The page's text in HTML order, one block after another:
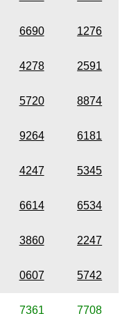
6690 1276
4278 2591
5720 8874
9264 6181
4247 5345
6614 6534
3860 2247
0607 5742
7361 7708